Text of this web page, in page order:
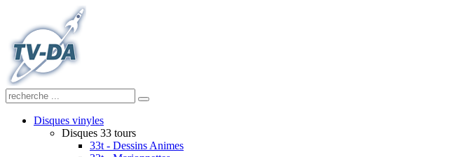
Disques vinyles
Disques 33 tours
33t - Dessins Animes